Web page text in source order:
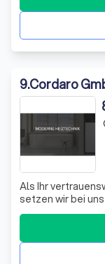
Stärken und
Expertise
9.Cordaro
Als Ihr
setzen wir bei
Technologien
auf der
die auf die
Kunden